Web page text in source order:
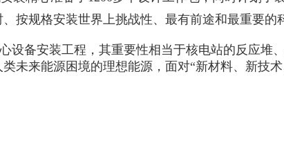
按规格安装世界上挑战性、最有前途和最重要的
备安装工程，其重要性相当于核电站的反应堆
未来能源困境的理想能源，面对“新材料、新技